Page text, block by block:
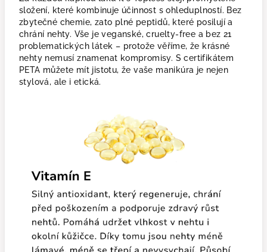
složení, které kombinuje účinnost s ohleduplností. Bez
zbytečné chemie, zato plné peptidů, které posilují a
chrání nehty. Vše je veganské, cruelty-free a bez 21
problematických látek – protože věříme, že krásné
nehty nemusí znamenat kompromisy. S certifikátem
PETA můžete mít jistotu, že vaše manikúra je nejen
stylová, ale i etická.